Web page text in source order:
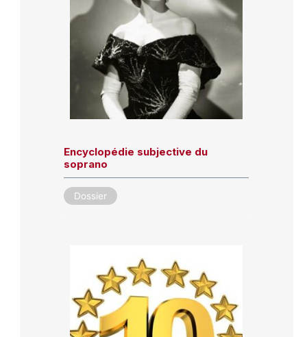
Encyclopédie subjective du
soprano
Dossier